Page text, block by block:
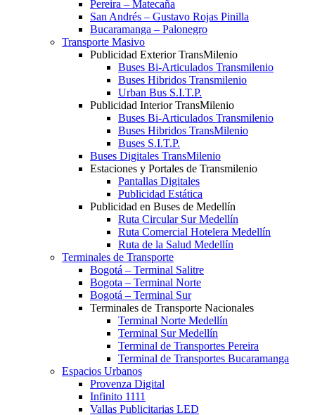
Pereira – Matecaña
San Andrés – Gustavo Rojas Pinilla
Bucaramanga – Palonegro
Transporte Masivo
Publicidad Exterior TransMilenio
Buses Bi-Articulados Transmilenio
Buses Hibridos Transmilenio
Urban Bus S.I.T.P.
Publicidad Interior TransMilenio
Buses Bi-Articulados Transmilenio
Buses Hibridos TransMilenio
Buses S.I.T.P.
Buses Digitales TransMilenio
Estaciones y Portales de Transmilenio
Pantallas Digitales
Publicidad Estática
Publicidad en Buses de Medellín
Ruta Circular Sur Medellín
Ruta Comercial Hotelera Medellín
Ruta de la Salud Medellín
Terminales de Transporte
Bogotá – Terminal Salitre
Bogota – Terminal Norte
Bogotá – Terminal Sur
Terminales de Transporte Nacionales
Terminal Norte Medellín
Terminal Sur Medellín
Terminal de Transportes Pereira
Terminal de Transportes Bucaramanga
Espacios Urbanos
Provenza Digital
Infinito 1111
Vallas Publicitarias LED